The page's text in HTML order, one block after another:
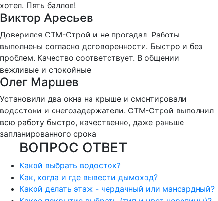
хотел. Пять баллов!
Виктор Аресьев
Доверился СТМ-Строй и не прогадал. Работы
выполнены согласно договоренности. Быстро и без
проблем. Качество соответствует. В общении
вежливые и спокойные
Олег Маршев
Установили два окна на крыше и смонтировали
водостоки и снегозадержатели. СТМ-Строй выполнил
всю работу быстро, качественно, даже раньше
запланированного срока
ВОПРОС ОТВЕТ
Какой выбрать водосток?
Как, когда и где вывести дымоход?
Какой делать этаж - чердачный или мансардный?